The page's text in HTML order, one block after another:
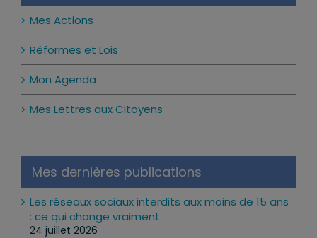
Mes Actions
Réformes et Lois
Mon Agenda
Mes Lettres aux Citoyens
Mes dernières publications
Les réseaux sociaux interdits aux moins de 15 ans
: ce qui change vraiment
24 juillet 2026